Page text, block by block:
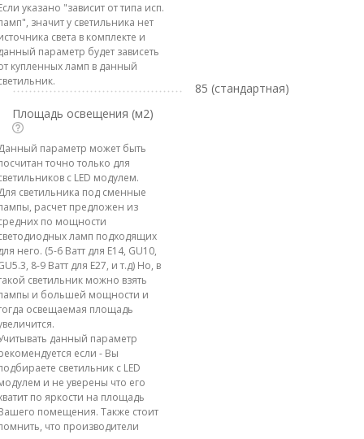
указано "зависит от типа исп.
значит у светильника нет
света в комплекте и
параметр будет зависеть
купленных ламп в данный
85 (стандартная)
Площадь освещения (м2)
параметр может быть
точно только для
с LED модулем.
светильника под сменные
расчет предложен из
по мощности
ламп подходящих
него. (5-6 Ватт для E14, GU10,
8-9 Ватт для E27, и т.д) Но, в
светильник можно взять
и большей мощности и
освещаемая площадь
данный параметр
если - Вы
светильник с LED
и не уверены что его
по яркости на площадь
помещения. Также стоит
что производители